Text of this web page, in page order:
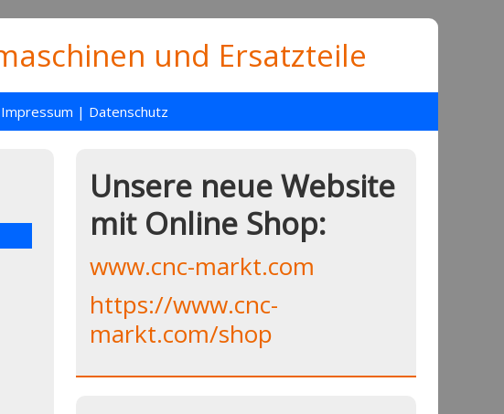
und Ersatzteile
Impressum | Datenschutz
Unsere neue Website
mit Online Shop:
www.cnc-markt.com
https://www.cnc-
markt.com/shop